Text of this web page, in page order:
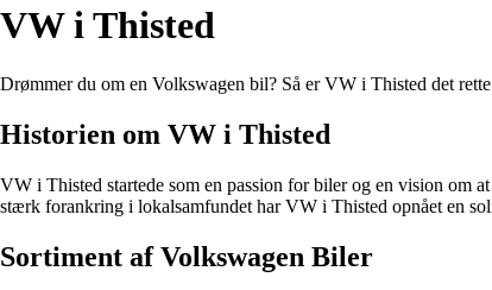
VW i Thisted
Drømmer du om en Volkswagen bil? Så er VW i Thisted det
Historien om VW i Thisted
VW i Thisted startede som en passion for biler og en vision om
stærk forankring i lokalsamfundet har VW i Thisted opnået en
Sortiment af Volkswagen Biler